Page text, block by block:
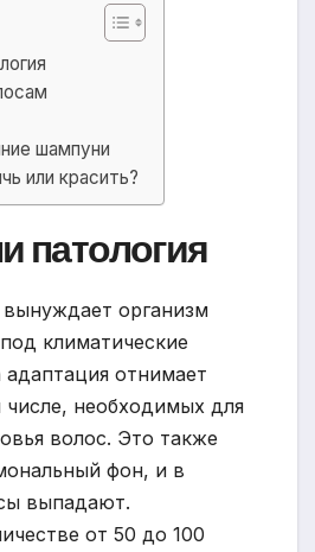
шампуни
или красить?
патология
организм
климатические
адаптация отнимает
необходимых для
волос. Это также
фон, и в
выпадают.
от 50 до 100